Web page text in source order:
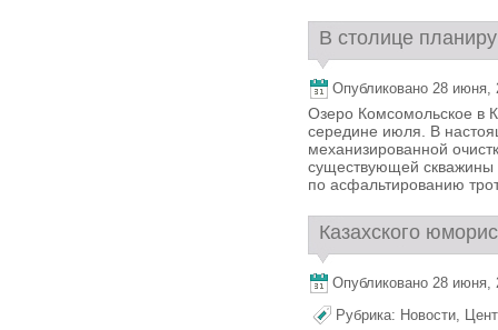
В столице
Опубликовано 28 июня,
Озеро Комсомольское в
середине июля. В
механизированной
существующей скважины
по асфальтированию
Казахского
Опубликовано 28 июня,
Рубрика: Новости,